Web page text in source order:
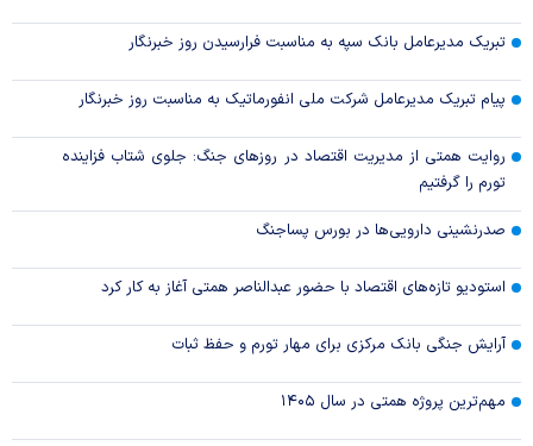
تبریک مدیرعامل بانک سپه به مناسبت فرارسیدن روز خبرنگار
پیام تبریک مدیرعامل شرکت ملی انفورماتیک به مناسبت روز خبرنگار
روایت همتی از مدیریت اقتصاد در روزهای جنگ: جلوی شتاب فزاینده
تورم را گرفتیم
صدرنشینی دارویی‌ها در بورس پساجنگ
استودیو تازه‌های اقتصاد با حضور عبدالناصر همتی آغاز به کار کرد
آرایش جنگی بانک مرکزی برای مهار تورم و حفظ ثبات
مهم‌ترین پروژه همتی در سال ۱۴۰۵